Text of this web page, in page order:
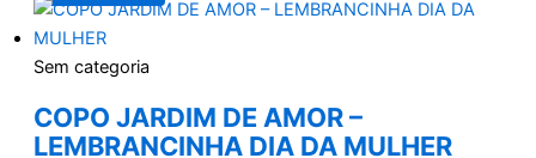
Sem categoria
COPO JARDIM DE AMOR –
LEMBRANCINHA DIA DA MULHER